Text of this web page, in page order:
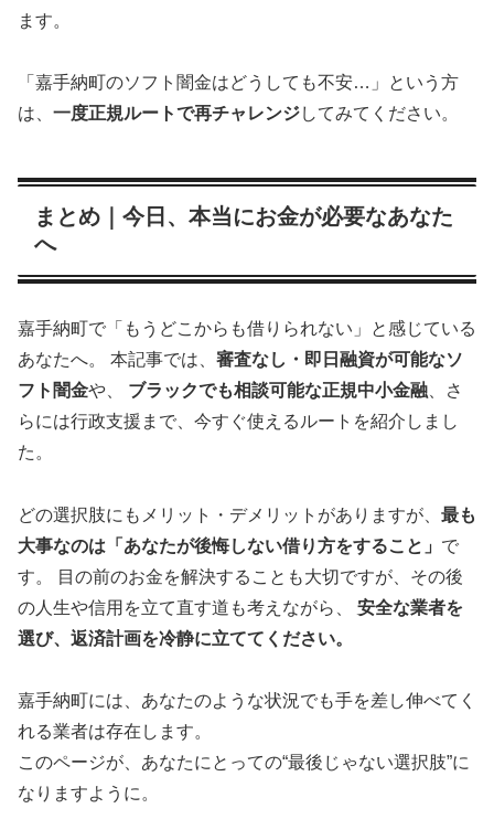
ます。
「嘉手納町のソフト闇金はどうしても不安…」という方
は、 一度正規ルートで再チャレンジしてみてください。
まとめ｜今日、本当にお金が必要なあなた
へ
嘉手納町で「もうどこからも借りられない」と感じている
あなたへ。 本記事では、 審査なし・即日融資が可能なソ
フト闇金や、 ブラックでも相談可能な正規中小金融 、さ
らには行政支援まで、今すぐ使えるルートを紹介しまし
た。
どの選択肢にもメリット・デメリットがありますが、 最も
大事なのは「あなたが後悔しない借り方をすること」 で
す。 目の前のお金を解決することも大切ですが、その後
の人生や信用を立て直す道も考えながら、 安全な業者を
選び、返済計画を冷静に立ててください。
嘉手納町には、あなたのような状況でも手を差し伸べてく
れる業者は存在します。
このページが、あなたにとっての“最後じゃない選択肢”に
なりますように。